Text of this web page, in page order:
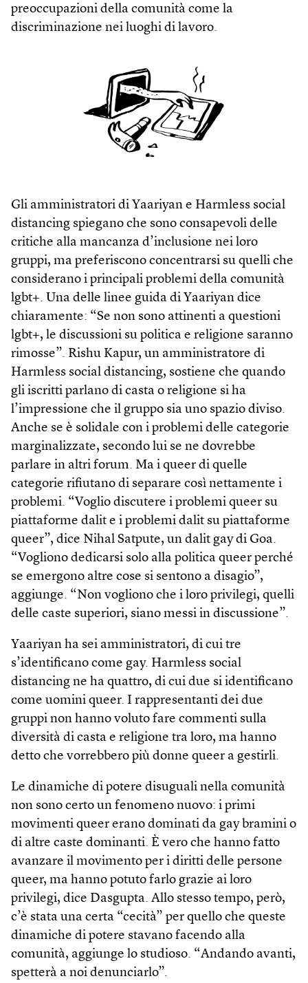
preoccupazioni della comunità come la
discriminazione nei luoghi di lavoro.
Gli amministratori di Yaariyan e Harm­less social
distancing spiegano che sono consapevoli delle
critiche alla mancanza d’inclusione nei loro
gruppi, ma preferiscono concentrarsi su quelli che
considerano i principali problemi della comunità
lgbt+. Una delle linee guida di Yaariyan dice
chiaramente: “Se non sono attinenti a questioni
lgbt+, le discussioni su politica e religione saranno
rimosse”. Rishu Kapur, un amministratore di
Harmless social distancing, sostiene che quando
gli iscritti parlano di casta o religione si ha
l’impressione che il gruppo sia uno spazio diviso.
Anche se è solidale con i problemi delle categorie
marginalizzate, secondo lui se ne dovrebbe
parlare in altri forum. Ma i queer di quelle
categorie rifiutano di separare così nettamente i
problemi. “Voglio discutere i problemi queer su
piattaforme dalit e i problemi dalit su piattaforme
queer”, dice Nihal Satpute, un dalit gay di Goa.
“Vogliono dedicarsi solo alla politica queer perché
se emergono altre cose si sentono a disagio”,
aggiunge. “Non vogliono che i loro privilegi, quelli
delle caste superiori, siano messi in discussione”.
Yaariyan ha sei amministratori, di cui tre
s’identificano come gay. Harmless social
distancing ne ha quattro, di cui due si identificano
come uomini queer. I rappresentanti dei due
gruppi non hanno voluto fare commenti sulla
diversità di casta e religione tra loro, ma hanno
detto che vorrebbero più donne queer a gestirli.
Le dinamiche di potere disuguali nella comunità
non sono certo un fenomeno nuovo: i primi
movimenti queer erano dominati da gay bramini o
di altre caste dominanti. È vero che hanno fatto
avanzare il movimento per i diritti delle persone
queer, ma hanno potuto farlo grazie ai loro
privilegi, dice Dasgupta. Allo stesso tempo, però,
c’è stata una certa “cecità” per quello che queste
dinamiche di potere stavano facendo alla
comunità, aggiunge lo studioso. “Andando avanti,
spetterà a noi denunciarlo”.